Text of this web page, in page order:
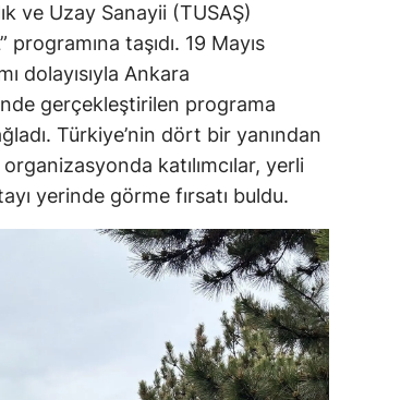
ve Uzay Sanayii (TUSAŞ)
taşıdı. 19 Mayıs
dolayısıyla Ankara
gerçekleştirilen programa
Türkiye’nin dört bir yanından
katılımcılar, yerli
yerinde görme fırsatı buldu.